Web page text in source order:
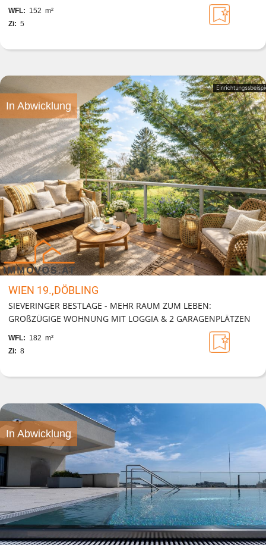
WFL: 152 m²
Zi: 5
In Abwicklung
WIEN 19.,DÖBLING
SIEVERINGER BESTLAGE - MEHR RAUM ZUM LEBEN:
GROßZÜGIGE WOHNUNG MIT LOGGIA & 2 GARAGENPLÄTZEN
WFL: 182 m²
Zi: 8
In Abwicklung